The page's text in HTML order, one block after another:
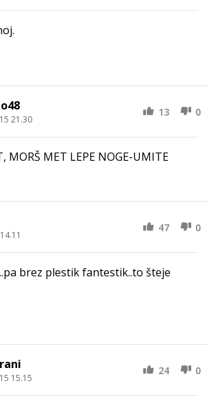
21.30
13 0
MORŠ MET LEPE NOGE-UMITE
47 0
brez plestik fantestik..to šteje
15.15
24 0